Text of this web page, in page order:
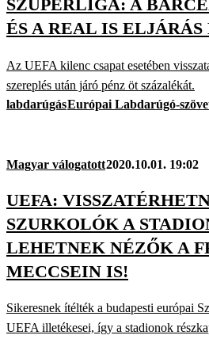
SZUPERLIGA: A
ÉS A REAL IS
Az UEFA kilenc csapat esetében
szereplés után járó pénz öt százalékát.
labdarúgásEurópai Labdarúgó-
Magyar válogatott2020.10.01. 19:02
UEFA:
SZURKOLÓK A
LEHETNEK NÉZŐK A
MECCSEIN IS!
Sikeresnek ítélték a budapesti európai
UEFA illetékesei, így a stadionok